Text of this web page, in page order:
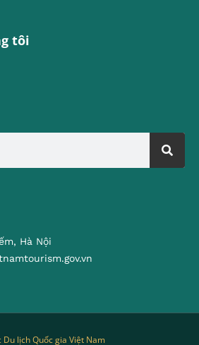
tôi
Hà Nội
Du lịch Quốc gia Việt Nam